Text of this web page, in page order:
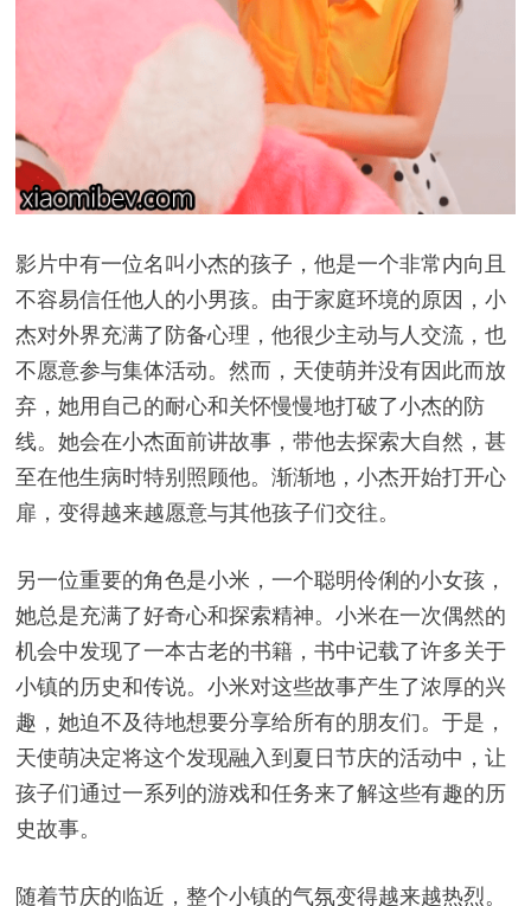
影片中有一位名叫小杰的孩子，他是一个非常内向且
不容易信任他人的小男孩。由于家庭环境的原因，小
杰对外界充满了防备心理，他很少主动与人交流，也
不愿意参与集体活动。然而，天使萌并没有因此而放
弃，她用自己的耐心和关怀慢慢地打破了小杰的防
线。她会在小杰面前讲故事，带他去探索大自然，甚
至在他生病时特别照顾他。渐渐地，小杰开始打开心
扉，变得越来越愿意与其他孩子们交往。
另一位重要的角色是小米，一个聪明伶俐的小女孩，
她总是充满了好奇心和探索精神。小米在一次偶然的
机会中发现了一本古老的书籍，书中记载了许多关于
小镇的历史和传说。小米对这些故事产生了浓厚的兴
趣，她迫不及待地想要分享给所有的朋友们。于是，
天使萌决定将这个发现融入到夏日节庆的活动中，让
孩子们通过一系列的游戏和任务来了解这些有趣的历
史故事。
随着节庆的临近，整个小镇的气氛变得越来越热烈。